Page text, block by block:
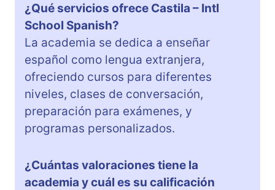
¿Qué servicios ofrece Castila – Intl
School Spanish?
La academia se dedica a enseñar
español como lengua extranjera,
ofreciendo cursos para diferentes
niveles, clases de conversación,
preparación para exámenes, y
programas personalizados.
¿Cuántas valoraciones tiene la
academia y cuál es su calificación